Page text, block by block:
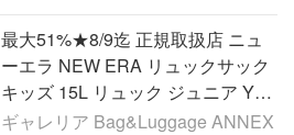
最大51%★8/9迄 正規取扱店 ニュ
ーエラ NEW ERA リュックサック
キッズ 15L リュック ジュニア YO
UTU BOX PACK
ギャレリア Bag&Luggage ANNEX